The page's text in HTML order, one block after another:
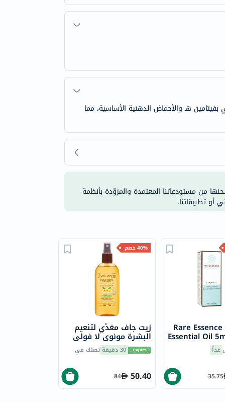
هـ والأحماض الدهنية الأساسية، مما
من مستودعاتنا المعتمدة والمزوّدة بأنظمة
أو تطبيقاتنا.
40% خصم
زيت جاف مغذّي لتنعيم
البشرة مونوي لا فولي
إيفولوديرم، 125 مل
30 دقيقة تصلك في
50.40
84
Rare
Essential Oil
غداً
35.75